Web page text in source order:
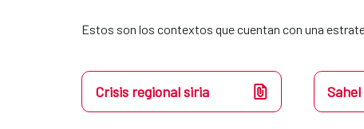
​​Estos son los contextos que cuentan con una
Crisis regional siria Sahel